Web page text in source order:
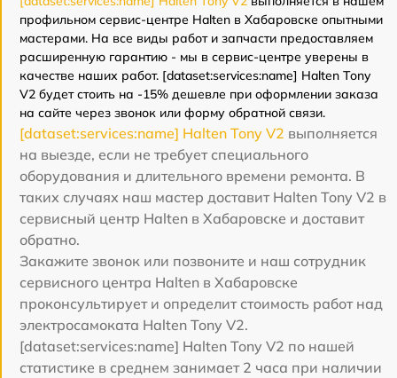
профильном сервис-центре Halten в Хабаровске опытными
мастерами. На все виды работ и запчасти предоставляем
расширенную гарантию - мы в сервис-центре уверены в
качестве наших работ. [dataset:services:name] Halten Tony
V2 будет стоить на -15% дешевле при оформлении заказа
на сайте через звонок или форму обратной связи.
[dataset:services:name] Halten Tony V2 выполняется
на выезде, если не требует специального
оборудования и длительного времени ремонта. В
таких случаях наш мастер доставит Halten Tony V2 в
сервисный центр Halten в Хабаровске и доставит
обратно.
Закажите звонок или позвоните и наш сотрудник
сервисного центра Halten в Хабаровске
проконсультирует и определит стоимость работ над
электросамоката Halten Tony V2.
[dataset:services:name] Halten Tony V2 по нашей
статистике в среднем занимает 2 часа при наличии